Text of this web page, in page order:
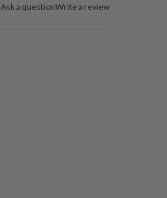
Ask a questionWrite a review